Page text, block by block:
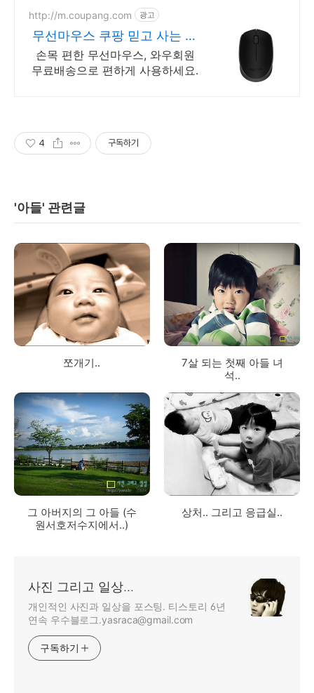
http://m.coupang.com 광고
무선마우스 쿠팡 믿고 사는 쿠
팡 마우스
손목 편한 무선마우스, 와우회원
무료배송으로 편하게 사용하세요.
4 구독하기
'아들' 관련글
쪼개기..
7살 되는 첫째 아들 녀
석..
그 아버지의 그 아들 (수
원서호저수지에서..)
상처.. 그리고 응급실..
사진 그리고 일상...
개인적인 사진과 일상을 포스팅. 티스토리 6년
연속 우수블로그.yasraca@gmail.com
구독하기